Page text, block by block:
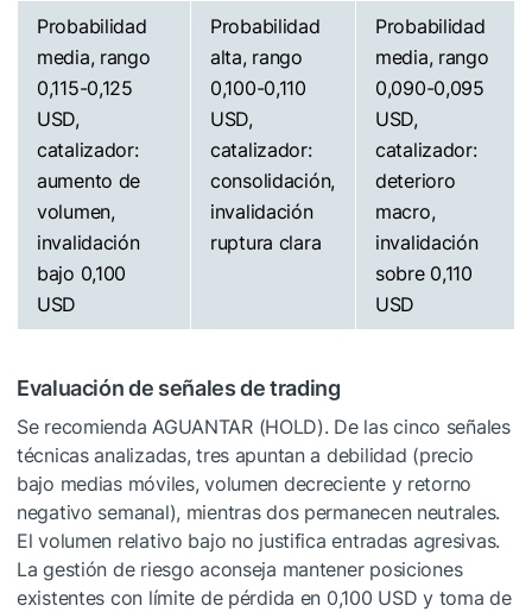
Probabilidad
media, rango
0,115-0,125
USD,
catalizador:
aumento de
volumen,
invalidación
bajo 0,100
USD
Probabilidad
alta, rango
0,100-0,110
USD,
catalizador:
consolidación,
invalidación
ruptura clara
Probabilidad
media, rango
0,090-0,095
USD,
catalizador:
deterioro
macro,
invalidación
sobre 0,110
USD
Evaluación de señales de trading
Se recomienda AGUANTAR (HOLD). De las cinco señales
técnicas analizadas, tres apuntan a debilidad (precio
bajo medias móviles, volumen decreciente y retorno
negativo semanal), mientras dos permanecen neutrales.
El volumen relativo bajo no justifica entradas agresivas.
La gestión de riesgo aconseja mantener posiciones
existentes con límite de pérdida en 0,100 USD y toma de